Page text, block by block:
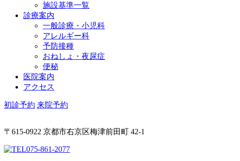
施設基準一覧
診療案内
一般診療・小児科
アレルギー科
予防接種
おねしょ・夜尿症
便秘
医院案内
アクセス
初診予約 来院予約
〒615-0922 京都市右京区梅津前田町 42-1
075-861-2077